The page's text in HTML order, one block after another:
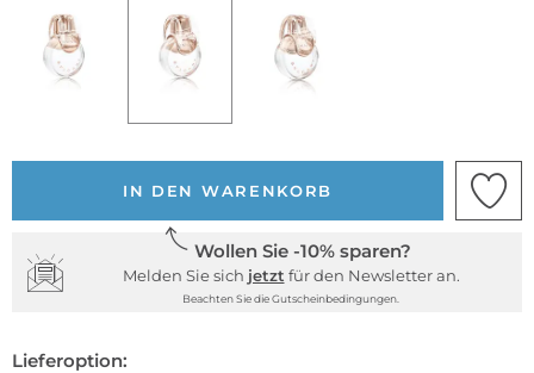
IN DEN WARENKORB
Wollen Sie -10% sparen?
Melden Sie sich jetzt für den Newsletter an.
Beachten Sie die Gutscheinbedingungen.
Lieferoption: